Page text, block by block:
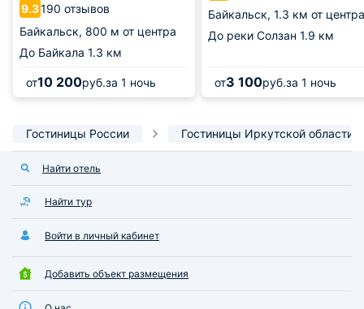
9.3190 отзывов
Байкальск, 800 м от центра
До Байкала 1.3 км
от10 200руб.за 1 ночь
Байкальск, 1.3 км от центра
До реки Солзан 1.9 км
от3 100руб.за 1 ночь
Гостиницы России Гостиницы Иркутской области
Найти отель
Найти тур
Войти в личный кабинет
Добавить объект размещения